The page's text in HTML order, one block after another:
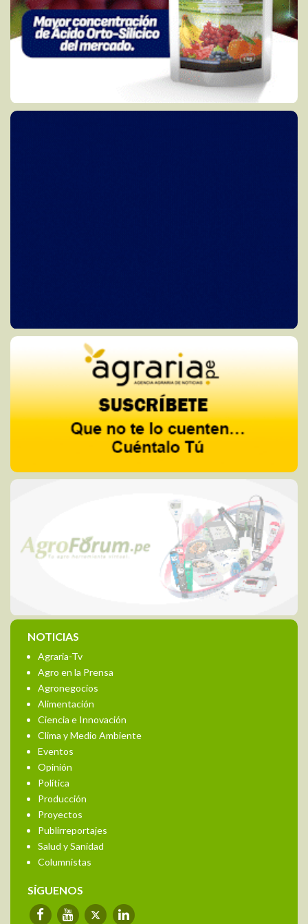
NOTICIAS
Agraria-Tv
Agro en la Prensa
Agronegocios
Alimentación
Ciencia e Innovación
Clima y Medio Ambiente
Eventos
Opinión
Política
Producción
Proyectos
Publirreportajes
Salud y Sanidad
Columnistas
SÍGUENOS